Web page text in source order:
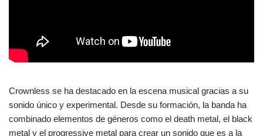
Crownless se ha destacado en la escena musical gracias a su
sonido único y experimental. Desde su formación, la banda ha
combinado elementos de géneros como el death metal, el black
metal y el progressive metal para crear un sonido que es a la